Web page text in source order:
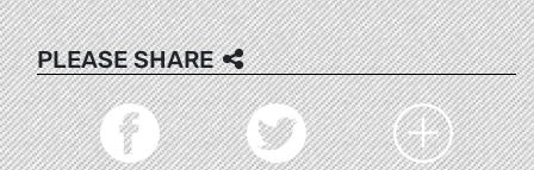
PLEASE SHARE